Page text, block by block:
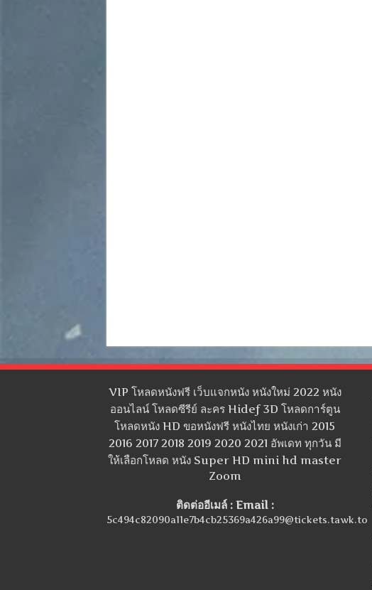
VIP โหลดหนังฟรี เว็บแจกหนัง หนังใหม่ 2022 หนัง
ออนไลน์ โหลดซีรีย์ ละคร Hidef 3D โหลดการ์ตูน
โหลดหนัง HD ขอหนังฟรี หนังไทย หนังเก่า 2015
2016 2017 2018 2019 2020 2021 อัพเดท ทุกวัน มี
ให้เลือกโหลด หนัง Super HD mini hd master
Zoom
ติดต่ออีเมล์ : Email :
5c494c82090a11e7b4cb25369a426a99@tickets.tawk.to